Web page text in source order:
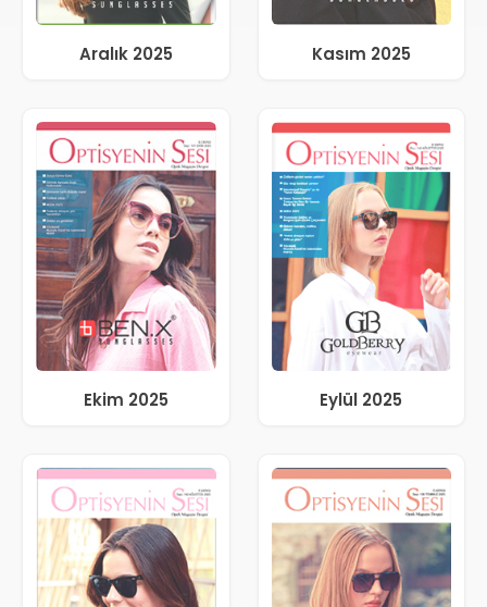
Aralık 2025 Kasım 2025
Ekim 2025 Eylül 2025